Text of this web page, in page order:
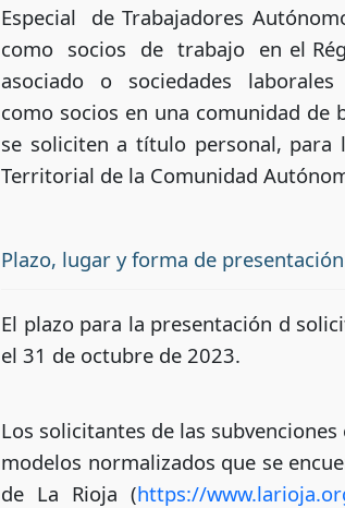
Especial de Trabajadores
como socios de trabajo en el
asociado o sociedades
como socios en una comunidad de
se soliciten a título personal, para
Territorial de la Comunidad
Plazo, lugar y forma de presentación
El plazo para la presentación d
el 31 de octubre de 2023.
Los solicitantes de las
modelos normalizados que se
de La Rioja (https://